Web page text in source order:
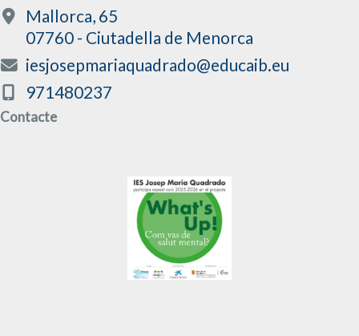
Mallorca, 65
07760 - Ciutadella de Menorca
iesjosepmariaquadrado@educaib.eu
971480237
Contacte